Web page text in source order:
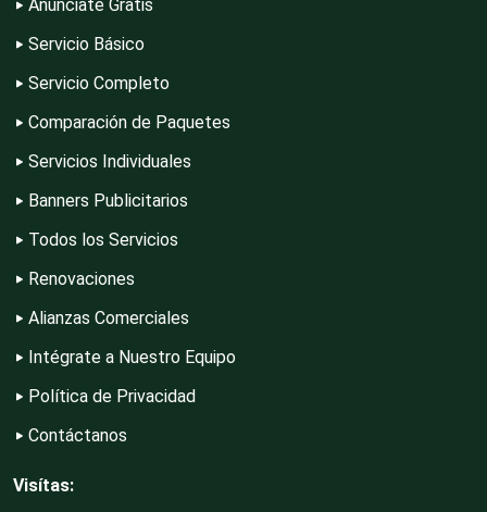
Computadoras
Conferencias Empresariales
Construcciones en General
Anúnciate Gratis
Servicio Básico
Servicio Completo
Comparación de Paquetes
Servicios Individuales
Banners Publicitarios
Todos los Servicios
Renovaciones
Alianzas Comerciales
Intégrate a Nuestro Equipo
Política de Privacidad
Contáctanos
Visítas: